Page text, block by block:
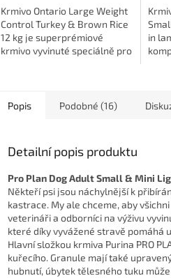
Krmivo Ontario Large Weight
Control Turkey & Brown Rice
12 kg je superprémiové
krmivo vyvinuté speciálně pro
in
Popis Podobné (16)
Detailní popis produktu
Pro Plan Dog Adult Small & Mini
Někteří psi jsou náchylnější k
kastrace. My ale chceme, aby
veterináři a odborníci na výživu
které díky vyvážené stravě pomáhá
Hlavní složkou krmiva Purina PRO
kuřecího. Granule mají také
hubnutí, úbytek tělesného tuku